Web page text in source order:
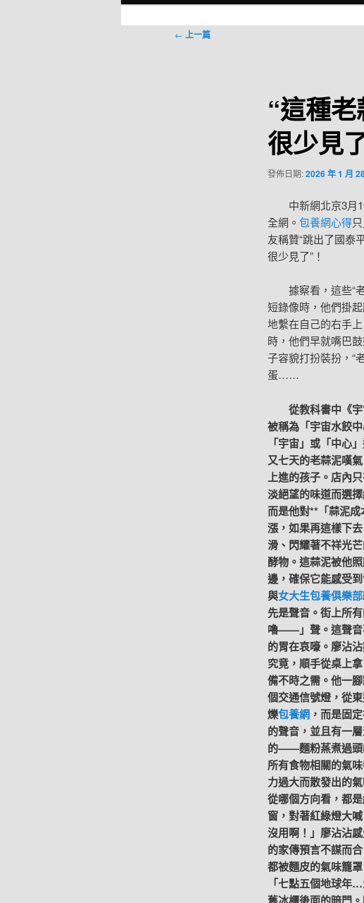
文
← 上一篇
“這種
很少見
發佈日期:2026 年 1 月
中新網北京3月
全網。 包養網心得
友稱贊“跳出了國泰
很少見了”！
據察看，這些“
短錄像時，他們掛
地繫在自己的右手
時，他們早就嘴巴
子容貌打扮裝扮，“
蛋……
從教科書中《
被稱為「宇宙水餃
「宇宙」或「中心
又七天的老蒜泥嘆
上進的孩子。店內
淡絕望的味道而選
而是他對**「蒜泥
漲，如果再這樣下
滑、閃耀著不祥光
酵物。這蒜泥被他
邊，確保它能感受
與女大生包養俱樂部
先是聲音。街上所
嚕——」聲。這聲音
的胃在哀嚎。廖沾
究竟，順手從桌上
備不時之需。他一
個交通信號燈，從
爍包養網，而是固
的聲音，並且有一
的——麵粉蒸煮過頭
所有食物相關的氣
力過大而散發出的
從哪個方向看，都
窗，對著紅綠燈大
沒用啊！」廖沾沾
的家傳預言不謀而
都被麵皮的氣味籠
「七點五個地球年